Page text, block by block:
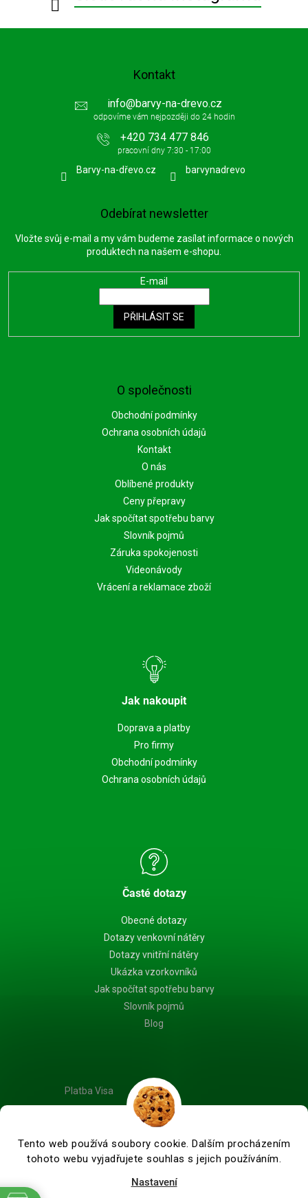
Tento web používá soubory cookie. Dalším procházením
tohoto webu vyjadřujete souhlas s jejich používáním.
Nastavení
O společnosti
Obchodní podmínky
Ochrana osobních údajů
Kontakt
O nás
Oblíbené produkty
Ceny přepravy
Jak spočítat spotřebu barvy
Slovník pojmů
Záruka spokojenosti
Videonávody
Vrácení a reklamace zboží
Jak nakoupit
Doprava a platby
Pro firmy
Obchodní podmínky
Ochrana osobních údajů
Časté dotazy
Obecné dotazy
Dotazy venkovní nátěry
Dotazy vnitřní nátěry
Ukázka vzorkovníků
Jak spočítat spotřebu barvy
Slovník pojmů
Blog
Kontakt
info@barvy-na-drevo.cz
+420 734 477 846
Barvy-na-dřevo.cz barvynadrevo
Odebírat newsletter
Vložte svůj e-mail a my vám budeme zasílat informace o nových
produktech na našem e-shopu.
E-mail
PŘIHLÁSIT SE
Platba Visa